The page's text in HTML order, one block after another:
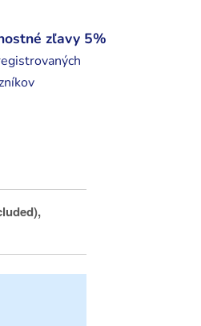
zľavy 5%